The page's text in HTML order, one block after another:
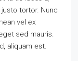
tortor. Nunc
vel ex
sed mauris.
aliquam est.